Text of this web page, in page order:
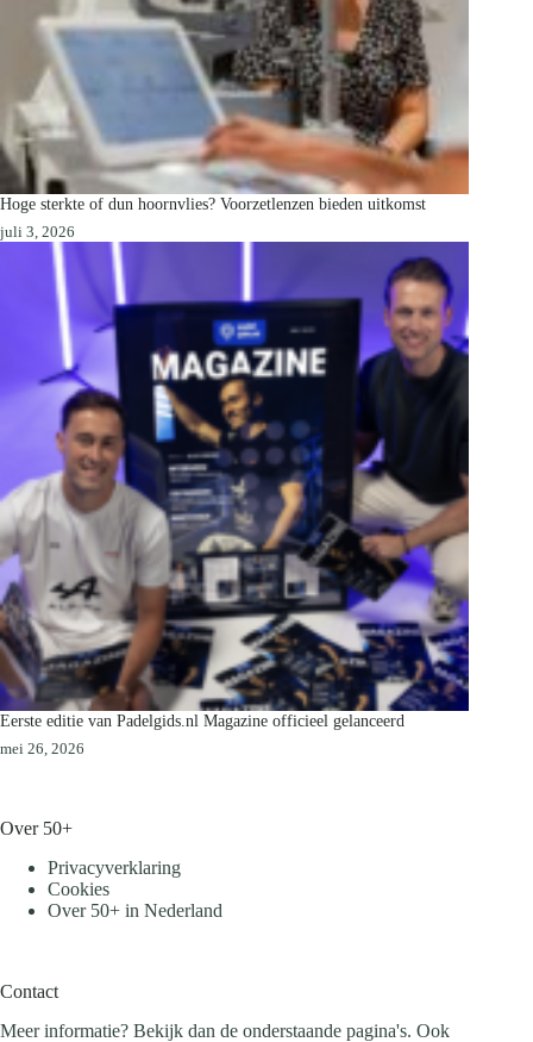
Hoge sterkte of dun hoornvlies? Voorzetlenzen bieden uitkomst
juli 3, 2026
Eerste editie van Padelgids.nl Magazine officieel gelanceerd
mei 26, 2026
Over 50+
Privacyverklaring
Cookies
Over 50+ in Nederland
Contact
Meer informatie? Bekijk dan de onderstaande pagina's. Ook